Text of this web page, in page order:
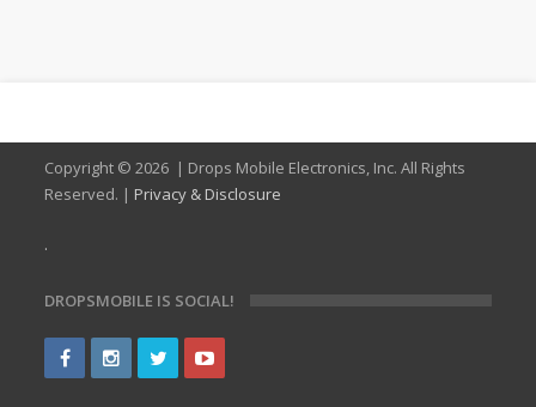
Copyright ©2026 | Drops Mobile Electronics, Inc. All Rights
Reserved. | Privacy & Disclosure
.
DROPSMOBILE IS SOCIAL!